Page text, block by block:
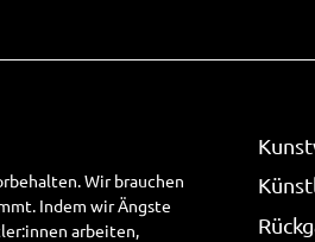
Wir brauchen
Indem wir Ängste
arbeiten,